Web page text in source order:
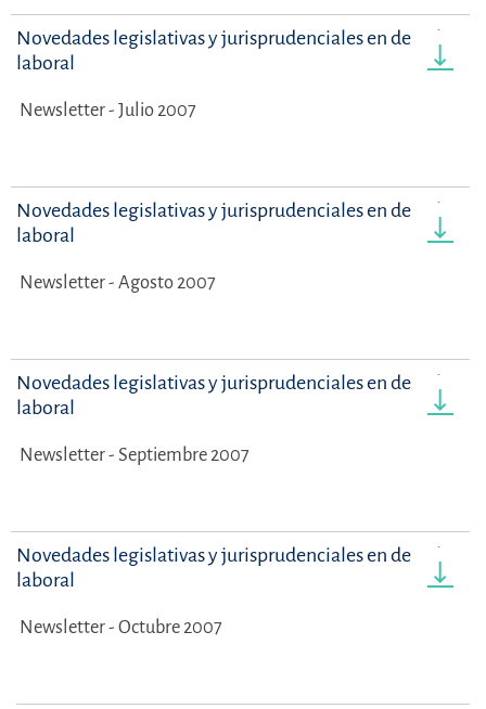
Novedades legislativas y jurisprudenciales en derecho
laboral
Newsletter - Julio 2007
Novedades legislativas y jurisprudenciales en derecho
laboral
Newsletter - Agosto 2007
Novedades legislativas y jurisprudenciales en derecho
laboral
Newsletter - Septiembre 2007
Novedades legislativas y jurisprudenciales en derecho
laboral
Newsletter - Octubre 2007